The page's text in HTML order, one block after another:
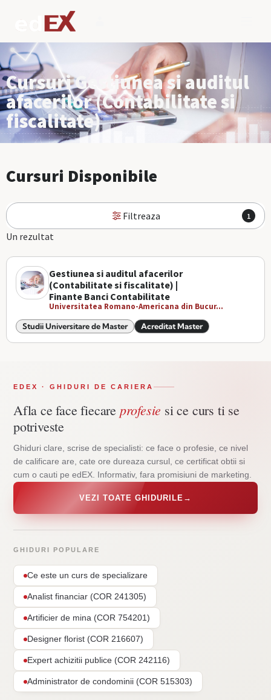
Cursuri Gestiunea si auditul
afacerilor (Contabilitate si
fiscalitate)
Cursuri Disponibile
Filtreaza 1
Un rezultat
Gestiunea si auditul afacerilor
(Contabilitate si fiscalitate) |
Finante Banci Contabilitate
Universitatea Romano-Americana din Bucur...
Studii Universitare de Master Acreditat Master
EDEX · GHIDURI DE CARIERA
Afla ce face fiecare profesie si ce curs ti se
potriveste
Ghiduri clare, scrise de specialisti: ce face o profesie, ce nivel
de calificare are, cate ore dureaza cursul, ce certificat obtii si
cum o cauti pe edEX. Informativ, fara promisiuni de marketing.
VEZI TOATE GHIDURILE →
GHIDURI POPULARE
Ce este un curs de specializare
Analist financiar (COR 241305)
Artificier de mina (COR 754201)
Designer florist (COR 216607)
Expert achizitii publice (COR 242116)
Administrator de condominii (COR 515303)